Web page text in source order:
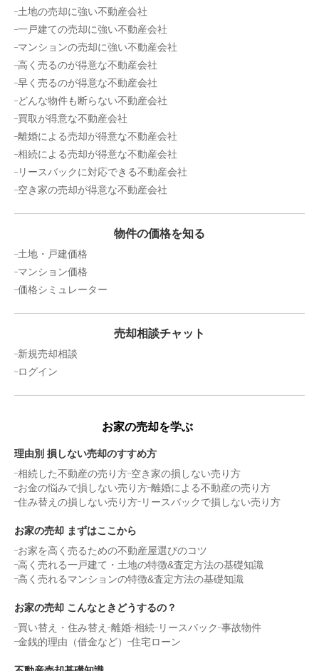
土地の売却に強い不動産会社
一戸建ての売却に強い不動産会社
マンションの売却に強い不動産会社
高く売るのが得意な不動産会社
早く売るのが得意な不動産会社
どんな物件も断らない不動産会社
買取が得意な不動産会社
離婚による売却が得意な不動産会社
相続による売却が得意な不動産会社
リースバックに対応できる不動産会社
空き家の売却が得意な不動産会社
物件の価格を知る
土地・戸建価格
マンション価格
価格シミュレーター
売却相談チャット
新規売却相談
ログイン
お家の売却を学ぶ
理由別 損しない売却のすすめ方
相続した不動産の売り方 空き家の損しない売り方
お金の悩みで損しない売り方 離婚による不動産の売り方
住み替えの損しない売り方 リースバックで損しない売り方
お家の売却 まずはここから
お家を高く売るための不動産屋選びのコツ
高く売れる一戸建て・土地の特徴&査定方法の基礎知識
高く売れるマンションの特徴&査定方法の基礎知識
お家の売却 こんなときどうするの？
買い替え・住み替え
離婚 相続 リースバック 事故物件
金銭的理由（借金など）
住宅ローン